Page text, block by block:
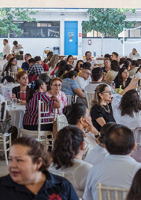
Julio 2025
Feria de
Preparatoria No.